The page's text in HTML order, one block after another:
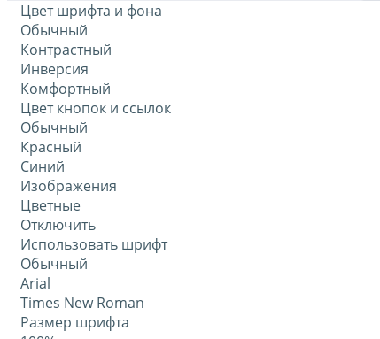
Цвет шрифта и фона
Обычный
Контрастный
Инверсия
Комфортный
Цвет кнопок и ссылок
Обычный
Красный
Синий
Изображения
Цветные
Отключить
Использовать шрифт
Обычный
Arial
Times New Roman
Размер шрифта